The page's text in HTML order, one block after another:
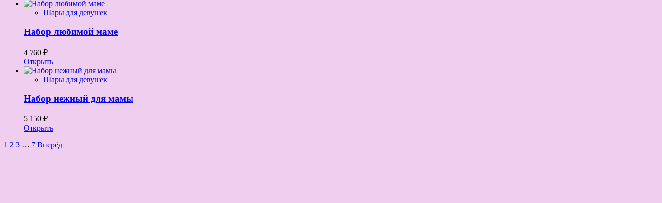
Шары для девушек
Набор любимой маме
4 760 ₽
Открыть
Шары для девушек
Набор нежный для мамы
5 150 ₽
Открыть
1 2 3 … 7 Вперёд